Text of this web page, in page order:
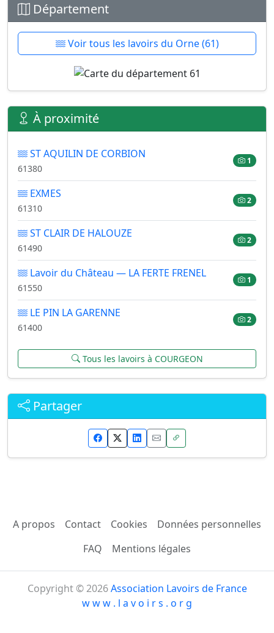
Département
Voir tous les lavoirs du Orne (61)
À proximité
ST AQUILIN DE CORBION
61380
1
EXMES
61310
2
ST CLAIR DE HALOUZE
61490
2
Lavoir du Château — LA FERTE FRENEL
61550
1
LE PIN LA GARENNE
61400
2
Tous les lavoirs à COURGEON
Partager
A propos Contact Cookies
Données personnelles
FAQ
Mentions légales
Copyright © 2026Association Lavoirs de France
w w w . l a v o i r s . o r g